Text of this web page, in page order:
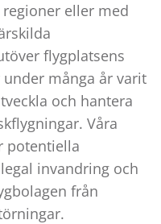
eller med
flygplatsens
många år varit
och hantera
Våra
potentiella
invandring och
från